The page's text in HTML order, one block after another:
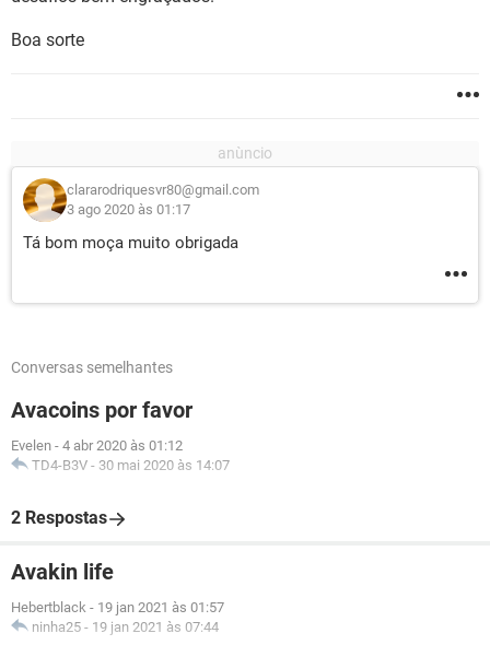
Boa sorte
clararodriquesvr80@gmail.com
3 ago 2020 às 01:17
Tá bom moça muito obrigada
Conversas semelhantes
Avacoins por favor
Evelen - 4 abr 2020 às 01:12
TD4-B3V - 30 mai 2020 às 14:07
2 Respostas
Avakin life
Hebertblack - 19 jan 2021 às 01:57
ninha25 - 19 jan 2021 às 07:44